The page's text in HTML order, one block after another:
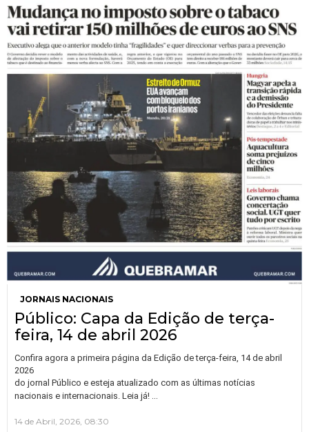
JORNAIS NACIONAIS
Público: Capa da Edição de terça-
feira, 14 de abril 2026
Confira agora a primeira página da Edição de terça-feira, 14 de abril
2026
do jornal Público e esteja atualizado com as últimas notícias
nacionais e internacionais. Leia já!
14 de Abril, 2026, 08:30